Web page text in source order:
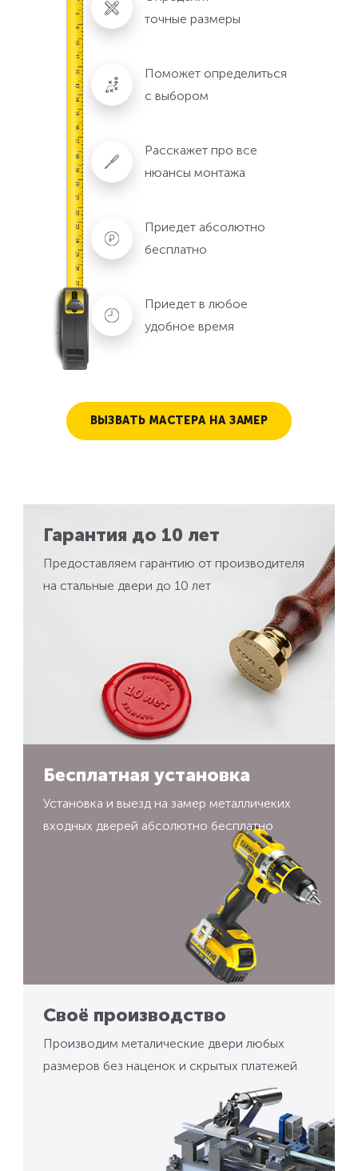
точные размеры
Поможет определиться
с выбором
Расскажет про все
нюансы монтажа
Приедет абсолютно
бесплатно
Приедет в любое
удобное время
ВЫЗВАТЬ МАСТЕРА НА ЗАМЕР
Гарантия до 10 лет
Предоставляем гарантию от производителя
на стальные двери до 10 лет
Бесплатная установка
Установка и выезд на замер металличеких
входных дверей абсолютно бесплатно
Своё производство
Производим металические двери любых
размеров без наценок и скрытых платежей